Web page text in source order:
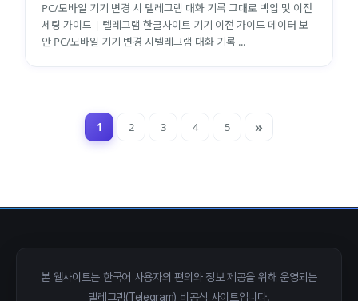
PC/모바일 기기 변경 시 텔레그램 대화 기록 그대로 백업 및 이전
세팅 가이드 | 텔레그램 한글사이트 기기 이전 가이드 데이터 보
안 PC/모바일 기기 변경 시텔레그램 대화 기록 ...
1 2 3 4 5
본 웹사이트는 한국어 사용자의 편의와 정보 제공을 위해 운영되는
텔레그램(Telegram) 비공식 사이트입니다.